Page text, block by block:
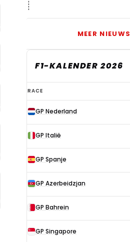
MEER NIEUWS
F1-KALENDER 2026
F1-
kalender
2026
RACE
GP Nederland
GP Italië
GP Spanje
GP Azerbeidzjan
GP Bahrein
GP Singapore